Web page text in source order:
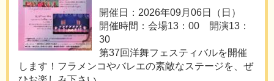
開催日：2026年09月06日（日）
開催時間：会場13：00 開演13：
30
第37回洋舞フェスティバルを開催
します！フラメンコやバレエの素敵なステージを、ぜ